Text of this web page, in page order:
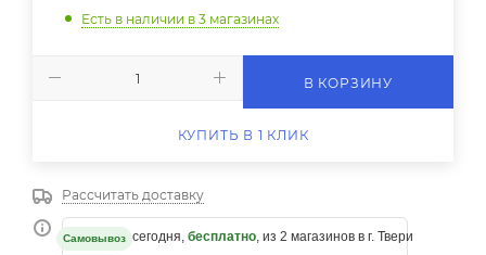
Есть в наличии в 3 магазинах
В КОРЗИНУ
КУПИТЬ В 1 КЛИК
Рассчитать доставку
Самовывоз сегодня, бесплатно , из 2 магазинов в г. Твери